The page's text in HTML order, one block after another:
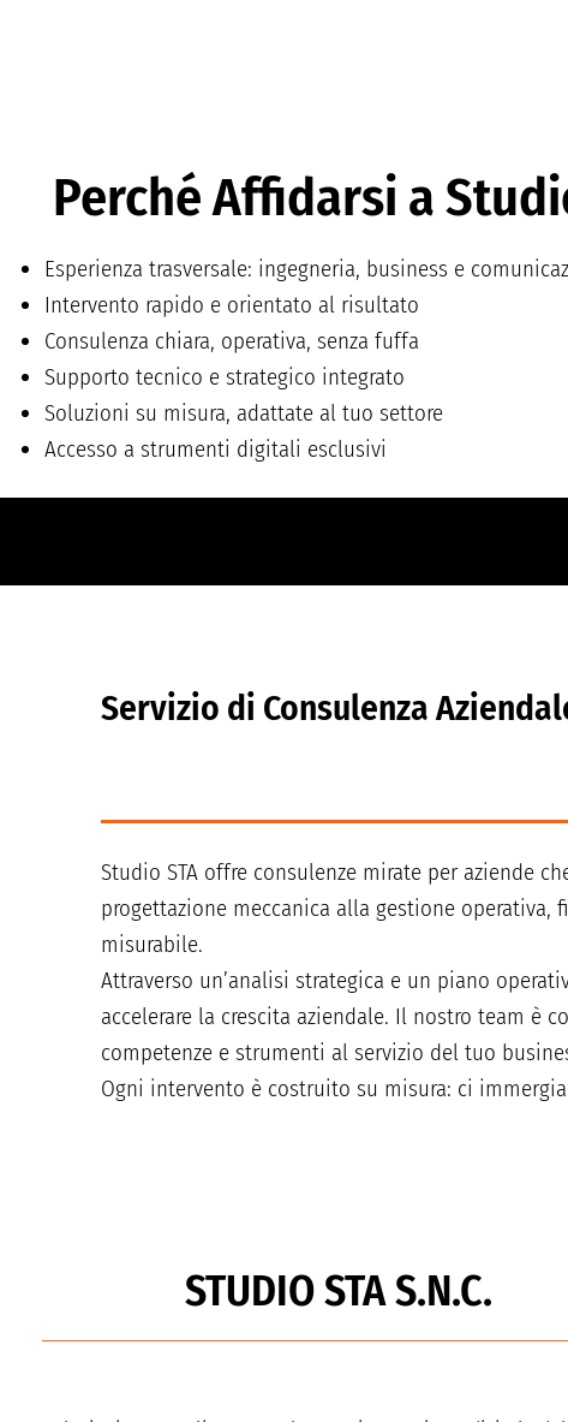
Perché Affidarsi a
Esperienza trasversale: ingegneria, business e
Intervento rapido e orientato al risultato
Consulenza chiara, operativa, senza fuffa
Supporto tecnico e strategico integrato
Soluzioni su misura, adattate al tuo settore
Accesso a strumenti digitali esclusivi
Servizio di Consulenza
Studio STA offre consulenze mirate per aziende
progettazione meccanica alla gestione
misurabile.
Attraverso un’analisi strategica e un piano
accelerare la crescita aziendale. Il nostro team è
competenze e strumenti al servizio del tuo
Ogni intervento è costruito su misura: ci
STUDIO STA S.N.C.